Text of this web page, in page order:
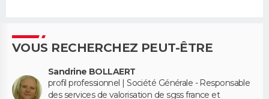
VOUS RECHERCHEZ PEUT-ÊTRE
Sandrine BOLLAERT
profil professionnel | Société Générale - Responsable
des services de valorisation de sgss france et